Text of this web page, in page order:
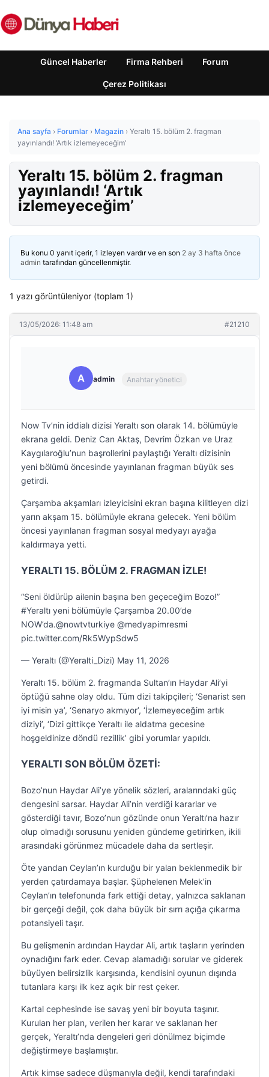
Güncel Haberler Firma Rehberi Forum
Çerez Politikası
Ana sayfa › Forumlar › Magazin › Yeraltı 15. bölüm 2. fragman
yayınlandı! ‘Artık izlemeyeceğim’
Yeraltı 15. bölüm 2. fragman
yayınlandı! ‘Artık
izlemeyeceğim’
Bu konu 0 yanıt içerir, 1 izleyen vardır ve en son 2 ay 3 hafta önce
admin tarafından güncellenmiştir.
1 yazı görüntüleniyor (toplam 1)
13/05/2026: 11:48 am #21210
A admin Anahtar yönetici
Now Tv’nin iddialı dizisi Yeraltı son olarak 14. bölümüyle
ekrana geldi. Deniz Can Aktaş, Devrim Özkan ve Uraz
Kaygılaroğlu’nun başrollerini paylaştığı Yeraltı dizisinin
yeni bölümü öncesinde yayınlanan fragman büyük ses
getirdi.
Çarşamba akşamları izleyicisini ekran başına kilitleyen dizi
yarın akşam 15. bölümüyle ekrana gelecek. Yeni bölüm
öncesi yayınlanan fragman sosyal medyayı ayağa
kaldırmaya yetti.
YERALTI 15. BÖLÜM 2. FRAGMAN İZLE!
“Seni öldürüp ailenin başına ben geçeceğim Bozo!”
#Yeraltı yeni bölümüyle Çarşamba 20.00’de
NOW’da.@nowtvturkiye @medyapimresmi
pic.twitter.com/Rk5WypSdw5
— Yeraltı (@Yeralti_Dizi) May 11, 2026
Yeraltı 15. bölüm 2. fragmanda Sultan’ın Haydar Ali’yi
öptüğü sahne olay oldu. Tüm dizi takipçileri; ‘Senarist sen
iyi misin ya’, ‘Senaryo akmıyor’, ‘İzlemeyeceğim artık
diziyi’, ‘Dizi gittikçe Yeraltı ile aldatma gecesine
hoşgeldinize döndü rezillik’ gibi yorumlar yapıldı.
YERALTI SON BÖLÜM ÖZETİ:
Bozo’nun Haydar Ali’ye yönelik sözleri, aralarındaki güç
dengesini sarsar. Haydar Ali’nin verdiği kararlar ve
gösterdiği tavır, Bozo’nun gözünde onun Yeraltı’na hazır
olup olmadığı sorusunu yeniden gündeme getirirken, ikili
arasındaki görünmez mücadele daha da sertleşir.
Öte yandan Ceylan’ın kurduğu bir yalan beklenmedik bir
yerden çatırdamaya başlar. Şüphelenen Melek’in
Ceylan’ın telefonunda fark ettiği detay, yalnızca saklanan
bir gerçeği değil, çok daha büyük bir sırrı açığa çıkarma
potansiyeli taşır.
Bu gelişmenin ardından Haydar Ali, artık taşların yerinden
oynadığını fark eder. Cevap alamadığı sorular ve giderek
büyüyen belirsizlik karşısında, kendisini oyunun dışında
tutanlara karşı ilk kez açık bir rest çeker.
Kartal cephesinde ise savaş yeni bir boyuta taşınır.
Kurulan her plan, verilen her karar ve saklanan her
gerçek, Yeraltı’nda dengeleri geri dönülmez biçimde
değiştirmeye başlamıştır.
Artık kimse sadece düşmanıyla değil, kendi tarafındaki